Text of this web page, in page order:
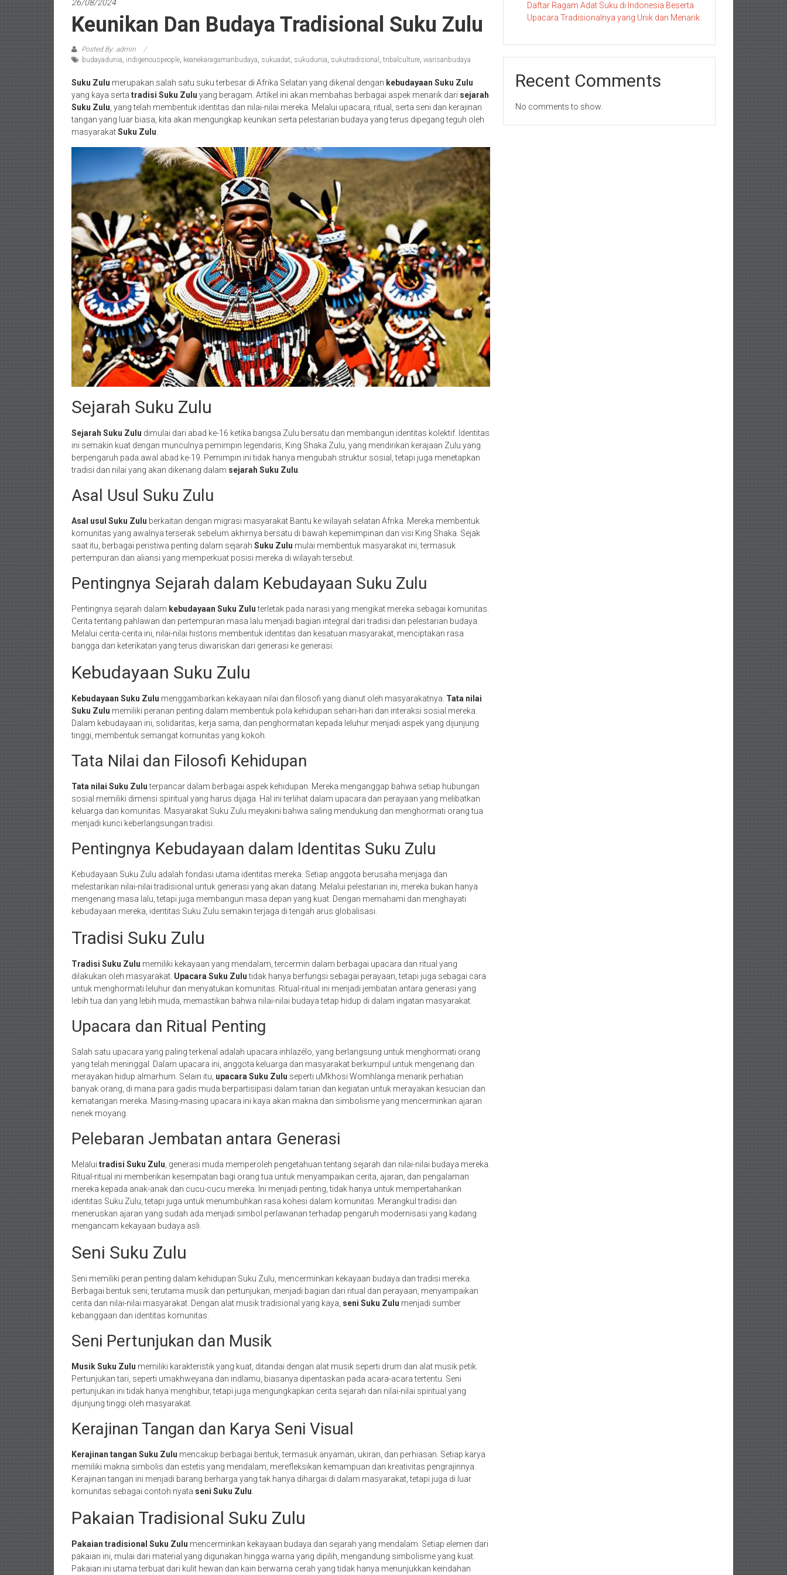
26/08/2024
Keunikan Dan Budaya Tradisional Suku Zulu
Posted By: admin
budayadunia, indigenouspeople, keanekaragamanbudaya, sukuadat, sukudunia, sukutradisional , tribalculture, warisanbudaya
Suku Zulu merupakan salah satu suku terbesar di Afrika Selatan yang dikenal dengan kebudayaan Suku Zulu
yang kaya serta tradisi Suku Zulu yang beragam. Artikel ini akan membahas berbagai aspek menarik dari sejarah
Suku Zulu , yang telah membentuk identitas dan nilai-nilai mereka. Melalui upacara, ritual, serta seni dan kerajinan
tangan yang luar biasa, kita akan mengungkap keunikan serta pelestarian budaya yang terus dipegang teguh oleh
masyarakatSuku Zulu
Sejarah Suku Zulu
Sejarah Suku Zulu dimulai dari abad ke-16 ketika bangsa Zulu bersatu dan membangun identitas kolektif. Identitas
ini semakin kuat dengan munculnya pemimpin legendaris, King Shaka Zulu, yang mendirikan kerajaan Zulu yang
berpengaruh pada awal abad ke-19. Pemimpin ini tidak hanya mengubah struktur sosial, tetapi juga menetapkan
tradisi dan nilai yang akan dikenang dalam sejarah Suku Zulu
Asal Usul Suku Zulu
Asal usul Suku Zulu berkaitan dengan migrasi masyarakat Bantu ke wilayah selatan Afrika. Mereka membentuk
komunitas yang awalnya terserak sebelum akhirnya bersatu di bawah kepemimpinan dan visi King Shaka. Sejak
saat itu, berbagai peristiwa penting dalam sejarah Suku Zulu mulai membentuk masyarakat ini, termasuk
pertempuran dan aliansi yang memperkuat posisi mereka di wilayah tersebut.
Pentingnya Sejarah dalam Kebudayaan Suku Zulu
Pentingnya sejarah dalam kebudayaan Suku Zuluterletak pada narasi yang mengikat mereka sebagai komunitas.
Cerita tentang pahlawan dan pertempuran masa lalu menjadi bagian integral dari tradisi dan pelestarian budaya.
Melalui cerita-cerita ini, nilai-nilai historis membentuk identitas dan kesatuan masyarakat, menciptakan rasa
bangga dan keterikatan yang terus diwariskan dari generasi ke generasi.
Kebudayaan Suku Zulu
Kebudayaan Suku Zulu menggambarkan kekayaan nilai dan filosofi yang dianut oleh masyarakatnya. Tata nilai
Suku Zulu memiliki peranan penting dalam membentuk pola kehidupan sehari-hari dan interaksi sosial mereka.
Dalam kebudayaan ini, solidaritas, kerja sama, dan penghormatan kepada leluhur menjadi aspek yang dijunjung
tinggi, membentuk semangat komunitas yang kokoh.
Tata Nilai dan Filosofi Kehidupan
Tata nilai Suku Zuluterpancar dalam berbagai aspek kehidupan. Mereka menganggap bahwa setiap hubungan
sosial memiliki dimensi spiritual yang harus dijaga. Hal ini terlihat dalam upacara dan perayaan yang melibatkan
keluarga dan komunitas. Masyarakat Suku Zulu meyakini bahwa saling mendukung dan menghormati orang tua
menjadi kunci keberlangsungan tradisi.
Pentingnya Kebudayaan dalam Identitas Suku Zulu
Kebudayaan Suku Zulu adalah fondasi utama identitas mereka. Setiap anggota berusaha menjaga dan
melestarikan nilai-nilai tradisional untuk generasi yang akan datang. Melalui pelestarian ini, mereka bukan hanya
mengenang masa lalu, tetapi juga membangun masa depan yang kuat. Dengan memahami dan menghayati
kebudayaan mereka, identitas Suku Zulu semakin terjaga di tengah arus globalisasi.
Tradisi Suku Zulu
Tradisi Suku Zulu memiliki kekayaan yang mendalam, tercermin dalam berbagai upacara dan ritual yang
dilakukan oleh masyarakat. Upacara Suku Zulutidak hanya berfungsi sebagai perayaan, tetapi juga sebagai cara
untuk menghormati leluhur dan menyatukan komunitas. Ritual-ritual ini menjadi jembatan antara generasi yang
lebih tua dan yang lebih muda, memastikan bahwa nilai-nilai budaya tetap hidup di dalam ingatan masyarakat.
Upacara dan Ritual Penting
Salah satu upacara yang paling terkenal adalah upacara inhlazélo, yang berlangsung untuk menghormati orang
yang telah meninggal. Dalam upacara ini, anggota keluarga dan masyarakat berkumpul untuk mengenang dan
merayakan hidup almarhum. Selain itu, upacara Suku Zulu seperti uMkhosi Womhlanga menarik perhatian
banyak orang, di mana para gadis muda berpartisipasi dalam tarian dan kegiatan untuk merayakan kesucian dan
kematangan mereka. Masing-masing upacara ini kaya akan makna dan simbolisme yang mencerminkan ajaran
nenek moyang.
Pelebaran Jembatan antara Generasi
Melalui tradisi Suku Zulu , generasi muda memperoleh pengetahuan tentang sejarah dan nilai-nilai budaya mereka.
Ritual-ritual ini memberikan kesempatan bagi orang tua untuk menyampaikan cerita, ajaran, dan pengalaman
mereka kepada anak-anak dan cucu-cucu mereka. Ini menjadi penting, tidak hanya untuk mempertahankan
identitas Suku Zulu, tetapi juga untuk menumbuhkan rasa kohesi dalam komunitas. Merangkul tradisi dan
meneruskan ajaran yang sudah ada menjadi simbol perlawanan terhadap pengaruh modernisasi yang kadang
mengancam kekayaan budaya asli.
Seni Suku Zulu
Seni memiliki peran penting dalam kehidupan Suku Zulu, mencerminkan kekayaan budaya dan tradisi mereka.
Berbagai bentuk seni, terutama musik dan pertunjukan, menjadi bagian dari ritual dan perayaan, menyampaikan
cerita dan nilai-nilai masyarakat. Dengan alat musik tradisional yang kaya, seni Suku Zulu menjadi sumber
kebanggaan dan identitas komunitas.
Seni Pertunjukan dan Musik
Musik Suku Zulu memiliki karakteristik yang kuat, ditandai dengan alat musik seperti drum dan alat musik petik.
Pertunjukan tari, seperti umakhweyana dan indlamu, biasanya dipentaskan pada acara-acara tertentu. Seni
pertunjukan ini tidak hanya menghibur, tetapi juga mengungkapkan cerita sejarah dan nilai-nilai spiritual yang
dijunjung tinggi oleh masyarakat.
Kerajinan Tangan dan Karya Seni Visual
Kerajinan tangan Suku Zulu mencakup berbagai bentuk, termasuk anyaman, ukiran, dan perhiasan. Setiap karya
memiliki makna simbolis dan estetis yang mendalam, merefleksikan kemampuan dan kreativitas pengrajinnya.
Kerajinan tangan ini menjadi barang berharga yang tak hanya dihargai di dalam masyarakat, tetapi juga di luar
komunitas sebagai contoh nyata seni Suku Zulu
Pakaian Tradisional Suku Zulu
Pakaian tradisional Suku Zulu mencerminkan kekayaan budaya dan sejarah yang mendalam. Setiap elemen dari
pakaian ini, mulai dari material yang digunakan hingga warna yang dipilih, mengandung simbolisme yang kuat.
Pakaian ini utama terbuat dari kulit hewan dan kain berwarna cerah yang tidak hanya menunjukkan keindahan
Daftar Ragam Adat Suku di Indonesia Beserta
Upacara Tradisionalnya yang Unik dan Menarik
Recent Comments
No comments to show.